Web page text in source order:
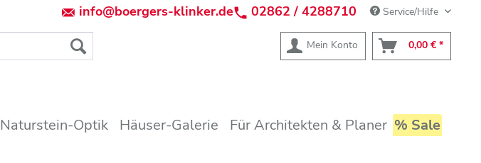
info@boergers-klinker.de 02862 / 4288710 Service/Hilfe
Mein Konto 0,00 € *
Naturstein-Optik Häuser-Galerie Für Architekten & Planer % Sale